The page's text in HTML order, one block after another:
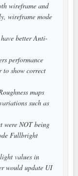
wireframe and
wireframe mode
better Anti-
performance
to show correct
maps
such as
were NOT being
Fullbright
values in
would update UI